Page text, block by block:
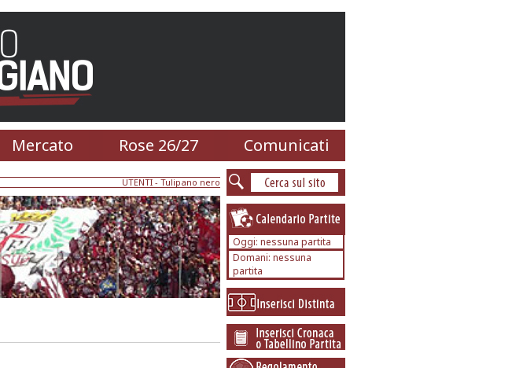
Mercato Rose 26/27 Comunicati
UTENTI - Tulipano nero
Oggi: nessuna partita
Domani: nessuna
partita